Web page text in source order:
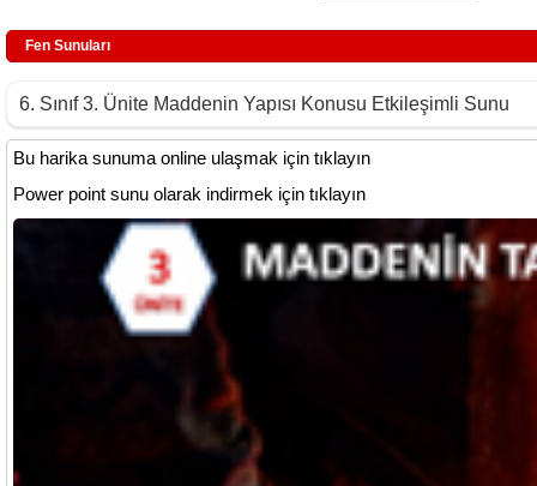
Fen Sunuları
6. Sınıf 3. Ünite Maddenin Yapısı Konusu Etkileşimli Sunu
Bu harika sunuma online ulaşmak için tıklayın
Power point sunu olarak indirmek için tıklayın